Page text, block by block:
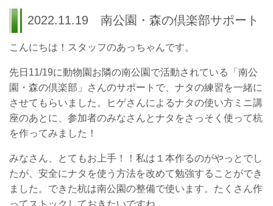
2022.11.19 南公園・森の倶楽部サポート
こんにちは！スタッフのあっちゃんです。
先日11/19に動物園お隣の南公園で活動されている「南公
園・森の倶楽部」さんのサポートで、ナタの練習を一緒に
させてもらいました。ヒゲさんによるナタの使い方ミニ講
座のあとに、参加者のみなさんとナタをさっそく使って杭
を作ってみました！
みなさん、とてもお上手！！私は１本作るのがやっとでし
たが、安全にナタを使う方法を改めて勉強することができ
ました。できた杭は南公園の整備で使います。たくさん作
ってストックしておきたいですね。